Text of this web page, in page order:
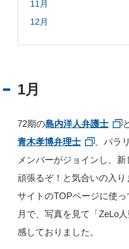
EN
11月
12月
1月
72期の島内洋人弁護士 と
青木孝博弁理士
、パラ
メンバーがジョインし、
頑張るぞ！と気合いの入り
サイトのTOPページに使
月で、写真を見て「ZeLo
感しておりました。